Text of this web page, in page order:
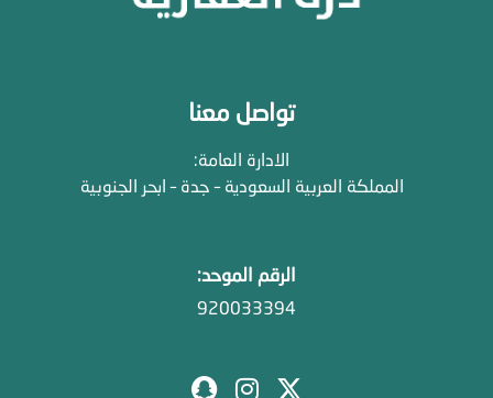
تواصل معنا
الادارة العامة:
المملكة العربية السعودية – جدة – ابحر الجنوبية
الرقم الموحد:
920033394